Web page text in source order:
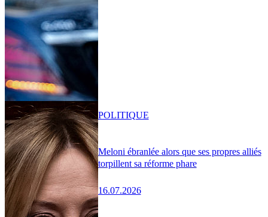
Meloni ébranlée alors que ses propres alliés
torpillent sa réforme phare
16.07.2026
POLITIQUE